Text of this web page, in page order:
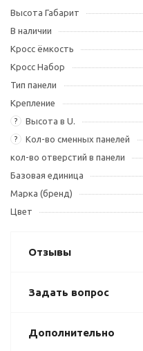
Высота Габарит
В наличии
Кросс ёмкость
Кросс Набор
Тип панели
Крепление
? Высота в U.
? Кол-во сменных панелей
кол-во отверстий в панели
Базовая единица
Марка (бренд)
Цвет
Отзывы
Задать вопрос
Дополнительно